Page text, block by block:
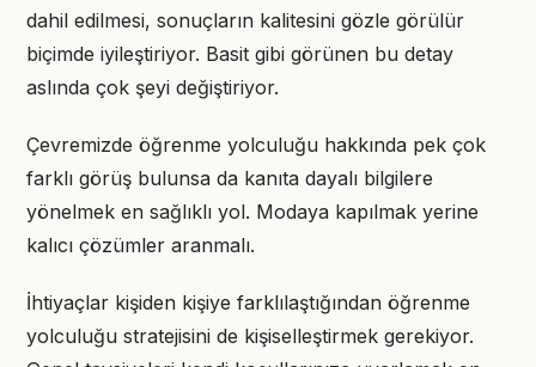
dahil edilmesi, sonuçların kalitesini gözle görülür
biçimde iyileştiriyor. Basit gibi görünen bu detay
aslında çok şeyi değiştiriyor.
Çevremizde öğrenme yolculuğu hakkında pek çok
farklı görüş bulunsa da kanıta dayalı bilgilere
yönelmek en sağlıklı yol. Modaya kapılmak yerine
kalıcı çözümler aranmalı.
İhtiyaçlar kişiden kişiye farklılaştığından öğrenme
yolculuğu stratejisini de kişiselleştirmek gerekiyor.